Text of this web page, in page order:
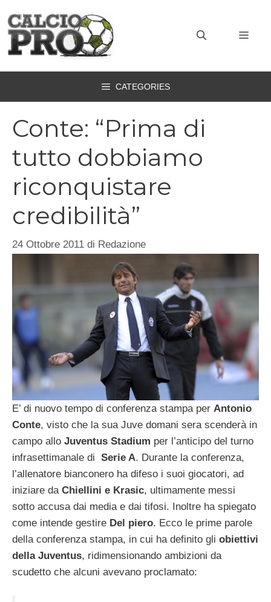
contenuto
CATEGORIES
Conte: “Prima di
tutto dobbiamo
riconquistare
credibilità”
24 Ottobre 2011 di Redazione
E’ di nuovo tempo di conferenza stampa per Antonio
Conte, visto che la sua Juve domani sera scenderà in
campo allo Juventus Stadium per l’anticipo del turno
infrasettimanale di Serie A. Durante la conferenza,
l’allenatore bianconero ha difeso i suoi giocatori, ad
iniziare da Chiellini e Krasic, ultimamente messi
sotto accusa dai media e dai tifosi. Inoltre ha spiegato
come intende gestire Del piero. Ecco le prime parole
della conferenza stampa, in cui ha definito gli obiettivi
della Juventus, ridimensionando ambizioni da
scudetto che alcuni avevano proclamato: